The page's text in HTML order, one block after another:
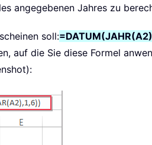
angegebenen Jahres zu
soll:
auf die Sie diese Formel